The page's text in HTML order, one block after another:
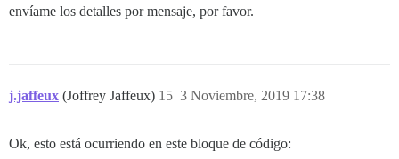
envíame los detalles por mensaje, por favor.
j.jaffeux (Joffrey Jaffeux) 3 Noviembre, 2019 17:38
15
Ok, esto está ocurriendo en este bloque de código: